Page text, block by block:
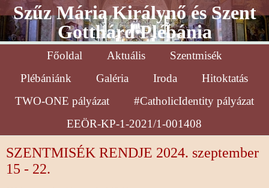
Szűz Mária Királynő és Szent
Gotthárd Plébánia
Főoldal Aktuális
Szentmisék
Plébániánk
Galéria Iroda
Hitoktatás
TWO-ONE pályázat
#CatholicIdentity pályázat
EEÖR-KP-1-2021/1-001408
SZENTMISÉK RENDJE 2024. szeptember
15 - 22.